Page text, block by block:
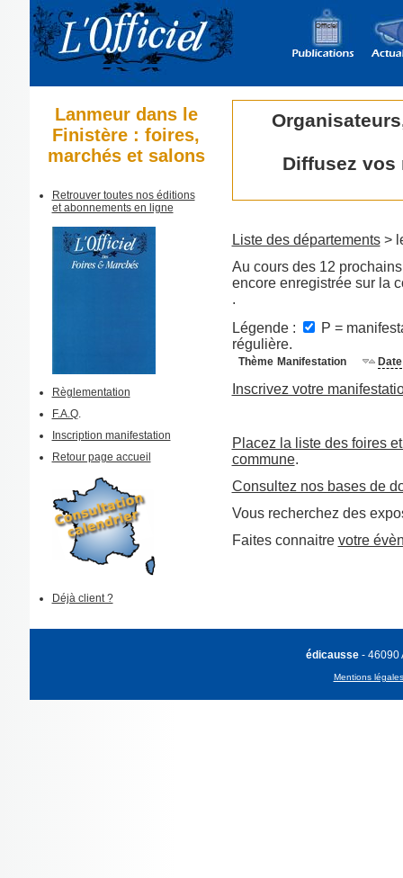
Lanmeur dans le
Finistère : foires,
marchés et salons
Retrouver toutes nos éditions
et abonnements en ligne
Règlementation
F.A.Q.
Inscription manifestation
Retour page accueil
Déjà client ?
Diffusez vos
Liste des départements>
Au cours des 12
encore enregistrée sur la
.
Légende :
P =
régulière.
Thème Manifestation Date
Inscrivez votre
Placez la liste des foires
commune.
Consultez nos bases de
Vous recherchez des
Faites connaitre votre
édicausse - 46090
Mentions légales